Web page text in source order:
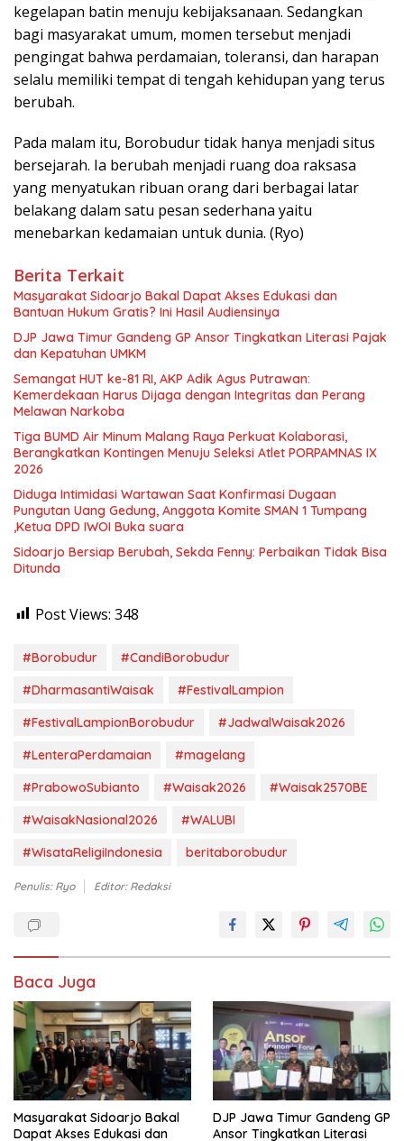
kegelapan batin menuju kebijaksanaan. Sedangkan
bagi masyarakat umum, momen tersebut menjadi
pengingat bahwa perdamaian, toleransi, dan harapan
selalu memiliki tempat di tengah kehidupan yang terus
berubah.
Pada malam itu, Borobudur tidak hanya menjadi situs
bersejarah. Ia berubah menjadi ruang doa raksasa
yang menyatukan ribuan orang dari berbagai latar
belakang dalam satu pesan sederhana yaitu
menebarkan kedamaian untuk dunia. (Ryo)
Berita Terkait
Masyarakat Sidoarjo Bakal Dapat Akses Edukasi dan
Bantuan Hukum Gratis? Ini Hasil Audiensinya
DJP Jawa Timur Gandeng GP Ansor Tingkatkan Literasi Pajak
dan Kepatuhan UMKM
Semangat HUT ke-81 RI, AKP Adik Agus Putrawan:
Kemerdekaan Harus Dijaga dengan Integritas dan Perang
Melawan Narkoba
Tiga BUMD Air Minum Malang Raya Perkuat Kolaborasi,
Berangkatkan Kontingen Menuju Seleksi Atlet PORPAMNAS IX
2026
Diduga Intimidasi Wartawan Saat Konfirmasi Dugaan
Pungutan Uang Gedung, Anggota Komite SMAN 1 Tumpang
,Ketua DPD IWOI Buka suara
Sidoarjo Bersiap Berubah, Sekda Fenny: Perbaikan Tidak Bisa
Ditunda
Post Views: 348
#Borobudur
#CandiBorobudur
#DharmasantiWaisak
#FestivalLampion
#FestivalLampionBorobudur
#JadwalWaisak2026
#LenteraPerdamaian
#magelang
#PrabowoSubianto
#Waisak2026
#Waisak2570BE
#WaisakNasional2026
#WALUBI
#WisataReligiIndonesia
beritaborobudur
Penulis: Ryo Editor: Redaksi
Baca Juga
Masyarakat Sidoarjo Bakal
Dapat Akses Edukasi dan
DJP Jawa Timur Gandeng GP
Ansor Tingkatkan Literasi